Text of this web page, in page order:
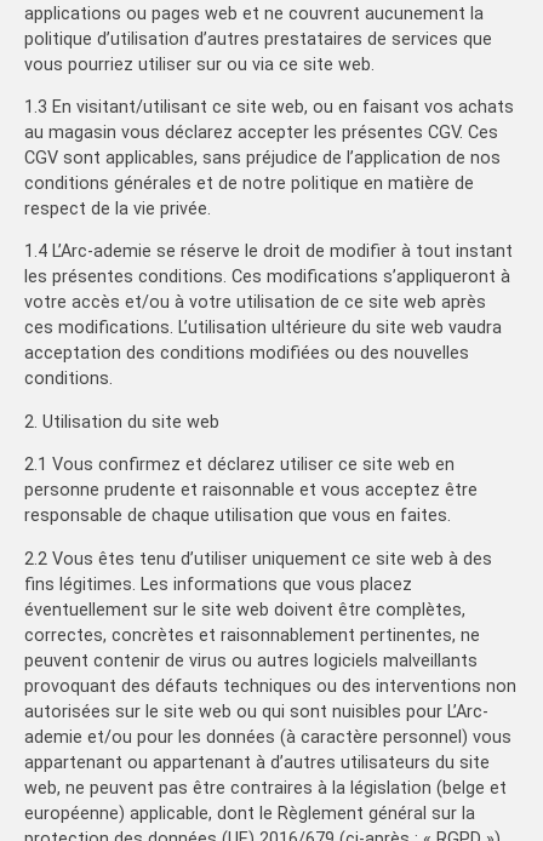
applications ou pages web et ne couvrent aucunement la
politique d’utilisation d’autres prestataires de services que
vous pourriez utiliser sur ou via ce site web.
1.3 En visitant/utilisant ce site web, ou en faisant vos achats
au magasin vous déclarez accepter les présentes CGV. Ces
CGV sont applicables, sans préjudice de l’application de nos
conditions générales et de notre politique en matière de
respect de la vie privée.
1.4 L’Arc-ademie se réserve le droit de modifier à tout instant
les présentes conditions. Ces modifications s’appliqueront à
votre accès et/ou à votre utilisation de ce site web après
ces modifications. L’utilisation ultérieure du site web vaudra
acceptation des conditions modifiées ou des nouvelles
conditions.
2. Utilisation du site web
2.1 Vous confirmez et déclarez utiliser ce site web en
personne prudente et raisonnable et vous acceptez être
responsable de chaque utilisation que vous en faites.
2.2 Vous êtes tenu d’utiliser uniquement ce site web à des
fins légitimes. Les informations que vous placez
éventuellement sur le site web doivent être complètes,
correctes, concrètes et raisonnablement pertinentes, ne
peuvent contenir de virus ou autres logiciels malveillants
provoquant des défauts techniques ou des interventions non
autorisées sur le site web ou qui sont nuisibles pour L’Arc-
ademie et/ou pour les données (à caractère personnel) vous
appartenant ou appartenant à d’autres utilisateurs du site
web, ne peuvent pas être contraires à la législation (belge et
européenne) applicable, dont le Règlement général sur la